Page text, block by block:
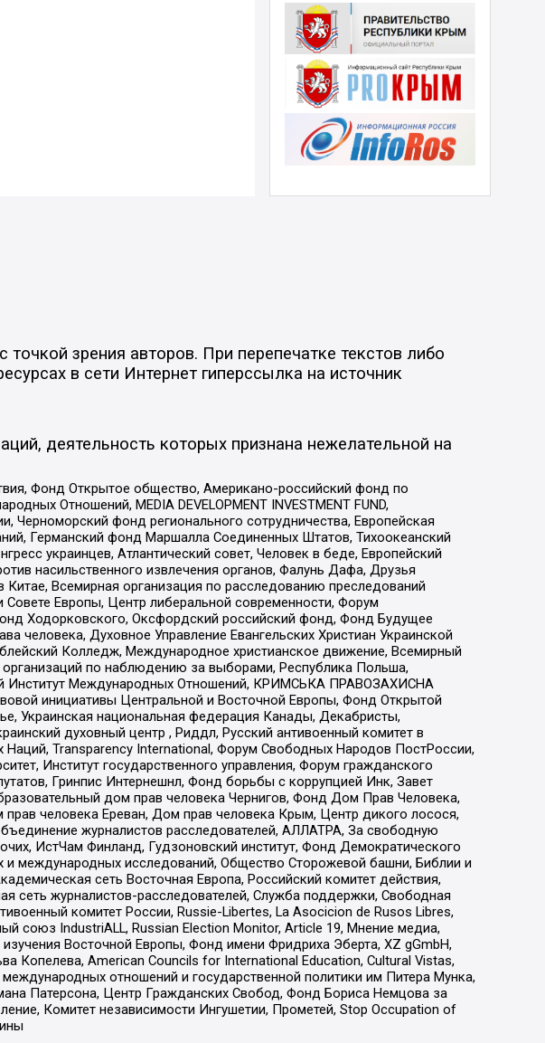
зрения авторов. При перепечатке текстов либо
в сети Интернет гиперссылка на источник
деятельность которых признана нежелательной на
Фонд Открытое общество, Американо-российский фонд по
Отношений, MEDIA DEVELOPMENT INVESTMENT FUND,
Черноморский фонд регионального сотрудничества, Европейская
Германский фонд Маршалла Соединенных Штатов, Тихоокеанский
украинцев, Атлантический совет, Человек в беде, Европейский
насильственного извлечения органов, Фалунь Дафа, Друзья
Всемирная организация по расследованию преследований
Европы, Центр либеральной современности, Форум
Ходорковского, Оксфордский российский фонд, Фонд Будущее
Духовное Управление Евангельских Христиан Украинской
Колледж, Международное христианское движение, Всемирный
организаций по наблюдению за выборами, Республика Польша,
Институт Международных Отношений, КРИМСЬКА ПРАВОЗАХИСНА
инициативы Центральной и Восточной Европы, Фонд Открытой
Украинская национальная федерация Канады, Декабристы,
духовный центр , Риддл, Русский антивоенный комитет в
Transparеncy International, Форум Свободных Народов ПостРоссии,
Институт государственного управления, Форум гражданского
Гринпис Интернешнл, Фонд борьбы с коррупцией Инк, Завет
дом прав человека Чернигов, Фонд Дом Прав Человека,
человека Ереван, Дом прав человека Крым, Центр дикого лосося,
журналистов расследователей, АЛЛАТРА, За свободную
ИстЧам Финланд, Гудзоновский институт, Фонд Демократического
и международных исследований, Общество Сторожевой башни, Библии и
сеть Восточная Европа, Российский комитет действия,
сеть журналистов-расследователей, Служба поддержки, Свободная
комитет России, Russie-Libertes, La Asocicion de Rusos Libres,
союз IndustriALL, Russian Election Monitor, Article 19, Мнение медиа,
Восточной Европы, Фонд имени Фридриха Эберта, XZ gGmbH,
Копелева, American Councils for International Education, Cultural Vistas,
отношений и государственной политики им Питера Мунка,
Патерсона, Центр Гражданских Свобод, Фонд Бориса Немцова за
Комитет независимости Ингушетии, Прометей, Stop Occupation of